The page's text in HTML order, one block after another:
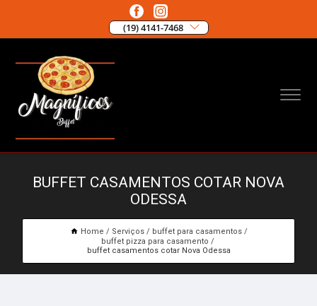
(19) 4141-7468
BUFFET CASAMENTOS COTAR NOVA
ODESSA
Home Serviços
buffet para casamentos
buffet pizza para casamento
buffet casamentos cotar Nova Odessa